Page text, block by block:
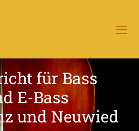
für Bass
E-Bass
und Neuwied